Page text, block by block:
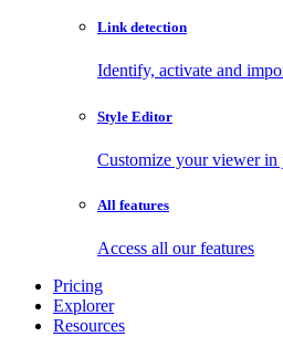
Link detection
Identify, activate and
Style Editor
Customize your viewer in
All features
Access all our features
Pricing
Explorer
Resources